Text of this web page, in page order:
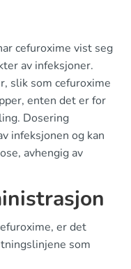
cefuroxime vist seg
av infeksjoner.
slik som cefuroxime
enten det er for
Dosering
infeksjonen og kan
avhengig av
er det
som